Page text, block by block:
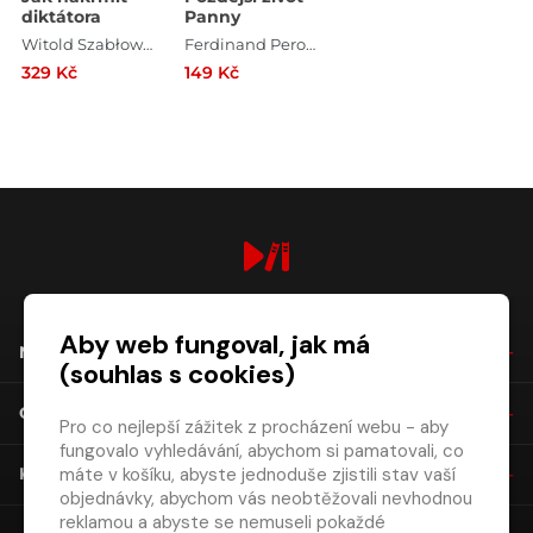
diktátora
Witold Szabłowski
329 Kč
Panny
Ferdinand Peroutka
149 Kč
NÁKUP
O SPOLEČNOSTI
KONTAKT
Aby web fungoval, jak má
(souhlas s cookies)
Pro co nejlepší zážitek z procházení webu - aby
fungovalo vyhledávání, abychom si pamatovali, co
máte v košíku, abyste jednoduše zjistili stav vaší
objednávky, abychom vás neobtěžovali nevhodnou
reklamou a abyste se nemuseli pokaždé